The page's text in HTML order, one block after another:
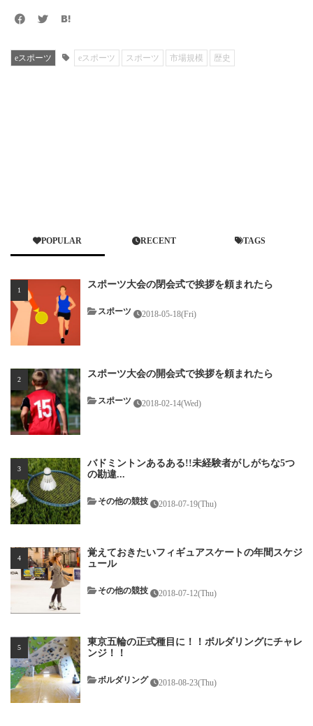
eスポーツ eスポーツ スポーツ 市場規模 歴史
POPULAR RECENT TAGS
スポーツ大会の閉会式で挨拶を頼まれたら
2018-05-18(Fri)
スポーツ
スポーツ大会の開会式で挨拶を頼まれたら
2018-02-14(Wed)
スポーツ
バドミントンあるある!!未経験者がしがちな5つ
の勘違...
2018-07-19(Thu)
その他の競技
覚えておきたいフィギュアスケートの年間スケジ
ュール
2018-07-12(Thu)
その他の競技
東京五輪の正式種目に！！ボルダリングにチャレ
ンジ！！
2018-08-23(Thu)
ボルダリング